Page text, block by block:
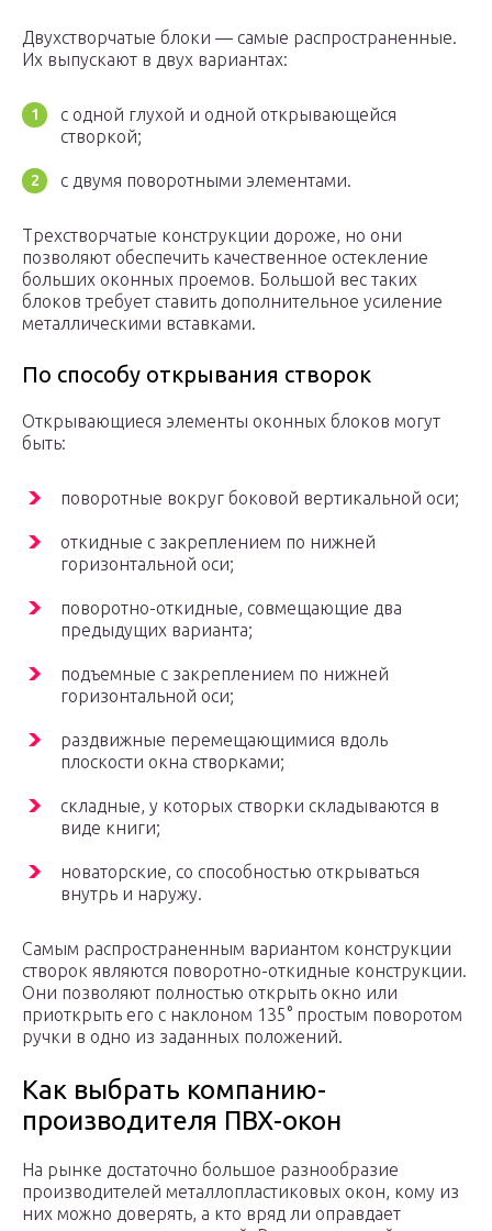
Двухстворчатые блоки — самые распространенные.
Их выпускают в двух вариантах:
с одной глухой и одной открывающейся
створкой;
с двумя поворотными элементами.
Трехстворчатые конструкции дороже, но они
позволяют обеспечить качественное остекление
больших оконных проемов. Большой вес таких
блоков требует ставить дополнительное усиление
металлическими вставками.
По способу открывания створок
Открывающиеся элементы оконных блоков могут
быть:
поворотные вокруг боковой вертикальной оси;
откидные с закреплением по нижней
горизонтальной оси;
поворотно-откидные, совмещающие два
предыдущих варианта;
подъемные с закреплением по нижней
горизонтальной оси;
раздвижные перемещающимися вдоль
плоскости окна створками;
складные, у которых створки складываются в
виде книги;
новаторские, со способностью открываться
внутрь и наружу.
Самым распространенным вариантом конструкции
створок являются поворотно-откидные конструкции.
Они позволяют полностью открыть окно или
приоткрыть его с наклоном 135° простым поворотом
ручки в одно из заданных положений.
Как выбрать компанию-
производителя ПВХ-окон
На рынке достаточно большое разнообразие
производителей металлопластиковых окон, кому из
них можно доверять, а кто вряд ли оправдает